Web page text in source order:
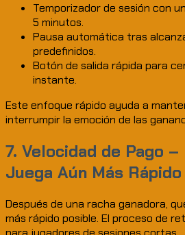
Temporizador de sesión con
5 minutos.
Pausa automática tras
predefinidos.
Botón de salida rápida para
instante.
Este enfoque rápido ayuda a
interrumpir la emoción de las
7. Velocidad de Pago
Juega Aún Más Rápido
Después de una racha ganadora,
más rápido posible. El proceso de